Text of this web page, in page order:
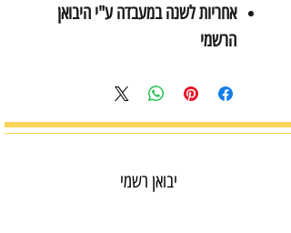
אחריות לשנה במעבדה ע"י היבואן
הרשמי
יבואן רשמי